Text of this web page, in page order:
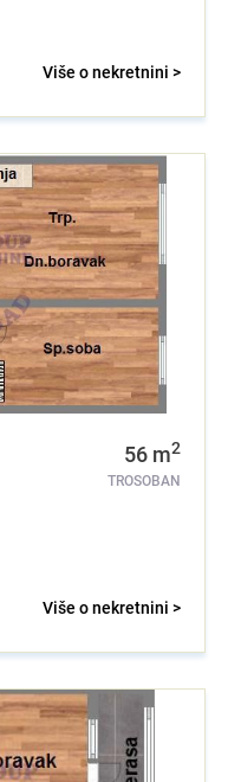
Više o nekretnini >
56 m2
TROSOBAN
Više o nekretnini >